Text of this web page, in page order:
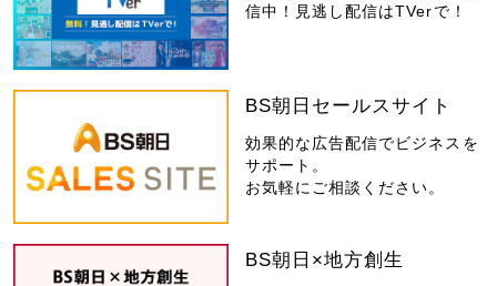
信中！見逃し配信はTVerで！
BS朝日セールスサイト
効果的な広告配信でビジネスを
サポート。
お気軽にご相談ください。
BS朝日×地方創生